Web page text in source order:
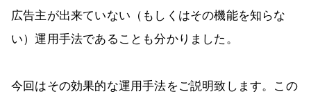
広告主が出来ていない（もしくはその機能を知らな
い）運用手法であることも分かりました。
今回はその効果的な運用手法をご説明致します。この